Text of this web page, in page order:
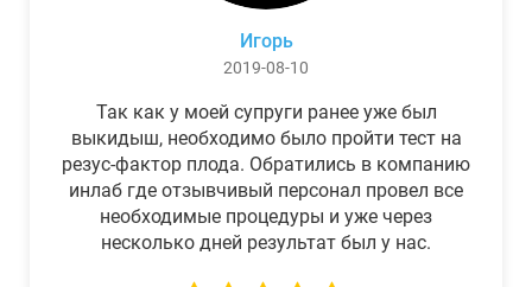
Игорь
2019-08-10
Так как у моей супруги ранее уже был
выкидыш, необходимо было пройти тест на
резус-фактор плода. Обратились в компанию
инлаб где отзывчивый персонал провел все
необходимые процедуры и уже через
несколько дней результат был у нас.